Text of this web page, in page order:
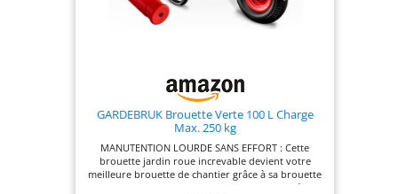
GARDEBRUK Brouette Verte 100 L Charge
Max. 250 kg
MANUTENTION LOURDE SANS EFFORT : Cette
brouette jardin roue increvable devient votre
meilleure brouette de chantier grâce à sa brouette
roue increvable et sa cuve 100 L robuste, idéale